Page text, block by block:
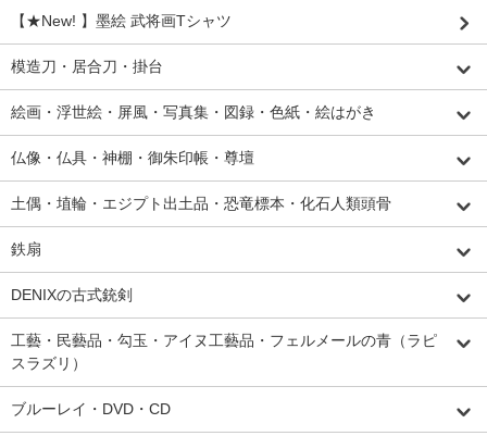
【★New! 】墨絵 武将画Tシャツ
模造刀・居合刀・掛台
絵画・浮世絵・屏風・写真集・図録・色紙・絵はがき
仏像・仏具・神棚・御朱印帳・尊壇
土偶・埴輪・エジプト出土品・恐竜標本・化石人類頭骨
鉄扇
DENIXの古式銃剣
工藝・民藝品・勾玉・アイヌ工藝品・フェルメールの青（ラピ
スラズリ）
ブルーレイ・DVD・CD